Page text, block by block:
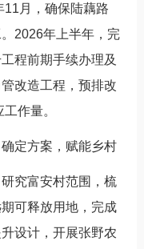
月，确保陆藕路
2026年上半年，完
程前期手续办理及
改造工程，预排改
作量。
定方案，赋能乡村
究富安村范围，梳
可释放用地，完成
设计，开展张野农